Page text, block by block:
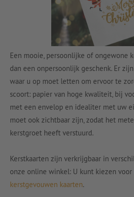
Een mooie, persoonlijke of ongewone
dan een onpersoonlijk geschenk. Er
waar u op moet letten om ervoor te
scoort: papier van hoge kwaliteit, bij
met een envelop en idealiter met uw
moet ook zichtbaar zijn, zodat het
kerstgroet heeft verstuurd.
Kerstkaarten zijn verkrijgbaar in
onze online winkel: U kunt kiezen voor
kerstgevouwen kaarten.